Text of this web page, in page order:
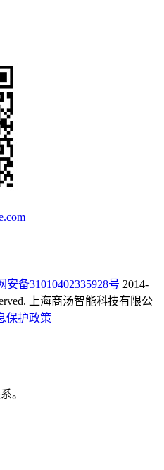
安备31010402335928号 2014-
上海商汤智能科技有限公
保护政策
。